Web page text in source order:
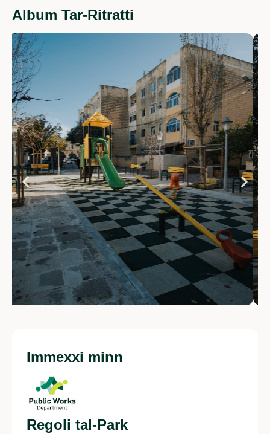
Album Tar-Ritratti
Immexxi minn
Regoli tal-Park